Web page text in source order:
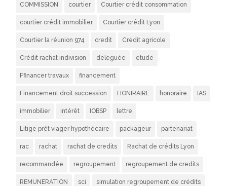
COMMISSION courtier Courtier crédit consommation
courtier crédit immobilier Courtier crédit Lyon
Courtier la réunion 974 credit Crédit agricole
Crédit rachat indivision deleguée etude
Ffinancer travaux financement
Financement droit succession HONIRAIRE honoraire IAS
immobilier intérêt IOBSP lettre
Litige prêt viager hypothécaire packageur partenariat
rac rachat rachat de credits Rachat de crédits Lyon
recommandée regroupement regroupement de credits
REMUNERATION sci simulation regroupement de crédits